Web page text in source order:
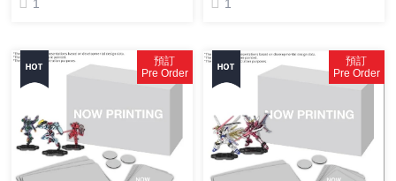
1 1
預訂
Pre Order
預訂
Pre Order